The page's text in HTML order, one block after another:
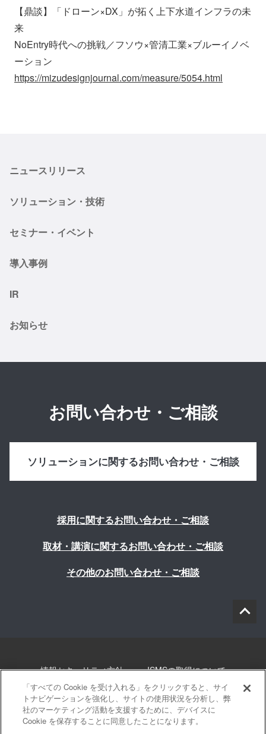
【鼎談】「ドローン×DX」が拓く上下水道インフラの未
来
NoEntry時代への挑戦／フソウ×管清工業×ブルーイノベ
ーション
https://mizudesignjournal.com/measure/5054.html
ニュースリリース
ソリューション・技術
セミナー・イベント
導入事例
IR
お知らせ
お問い合わせ・ご相談
ソリューションに関するお問い合わせ・ご相談
採用に関するお問い合わせ・ご相談
取材・講演に関するお問い合わせ・ご相談
その他のお問い合わせ・ご相談
情報セキュリティ方針 ISMSの取得について
個人情報について 勧誘方針 このサイトについて
サイトマップ
「すべての Cookie を受け入れる」をクリックすると、サイ
トナビゲーションを強化し、サイトの使用状況を分析し、弊
社のマーケティング活動を支援するために、デバイスに
Cookie を保存することに同意したことになります。